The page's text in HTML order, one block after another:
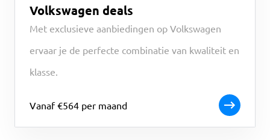
Volkswagen deals
Met exclusieve aanbiedingen op Volkswagen
ervaar je de perfecte combinatie van kwaliteit en
klasse.
Vanaf €564 per maand